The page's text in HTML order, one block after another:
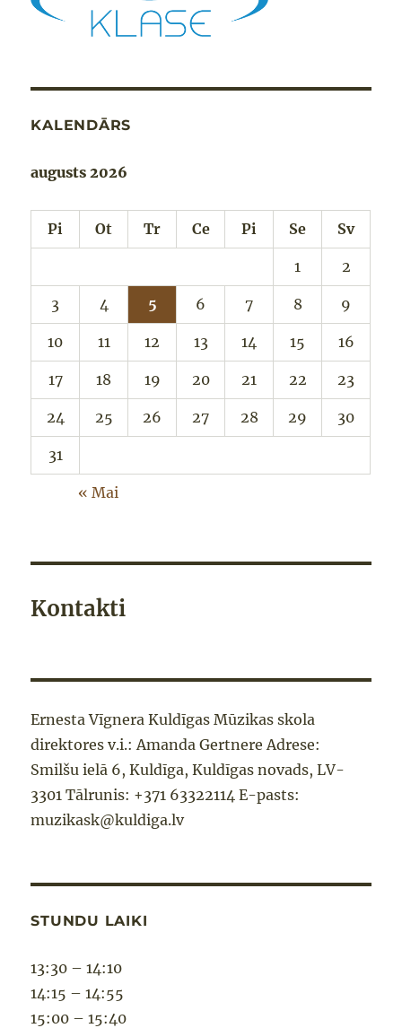
KALENDĀRS
augusts 2026
Pi Ot Tr Ce Pi Se Sv
1 2
3 4 5 6 7 8 9
10 11 12 13 14 15 16
17 18 19 20 21 22 23
24 25 26 27 28 29 30
31
« Mai
Kontakti
Ernesta Vīgnera Kuldīgas Mūzikas skola
direktores v.i.: Amanda Gertnere Adrese:
Smilšu ielā 6, Kuldīga, Kuldīgas novads, LV-
3301 Tālrunis: +371 63322114 E-pasts:
muzikask@kuldiga.lv
STUNDU LAIKI
13:30 – 14:10
14:15 – 14:55
15:00 – 15:40